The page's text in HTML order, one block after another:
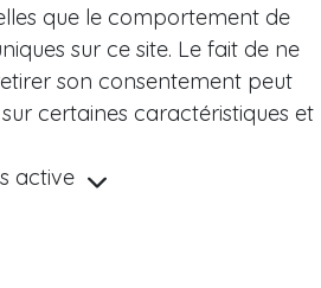
que le comportement de
sur ce site. Le fait de ne
son consentement peut
certaines caractéristiques et
active